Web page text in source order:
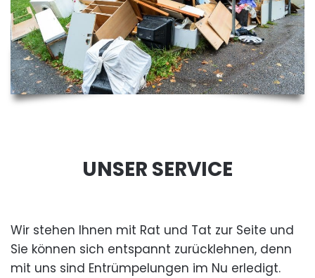
UNSER SERVICE
Wir stehen Ihnen mit Rat und Tat zur Seite und
Sie können sich entspannt zurücklehnen, denn
mit uns sind Entrümpelungen im Nu erledigt.